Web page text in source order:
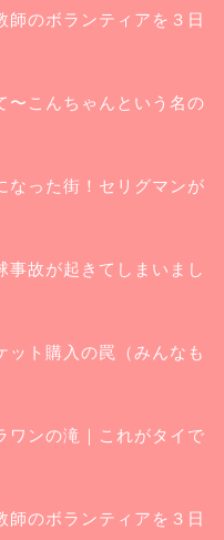
師のボランティアを３日
〜こんちゃんという名の
なった街！セリグマンが
事故が起きてしまいまし
ット購入の罠（みんなも
ワンの滝｜これがタイで
師のボランティアを３日